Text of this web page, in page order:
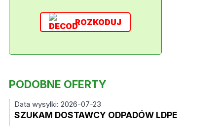
ROZKODUJ
PODOBNE OFERTY
Data wysylki: 2026-07-23
SZUKAM DOSTAWCY ODPADÓW LDPE